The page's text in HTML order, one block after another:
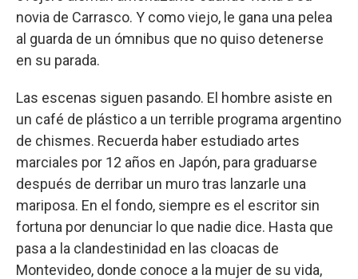
novia de Carrasco. Y como viejo, le gana una pelea
al guarda de un ómnibus que no quiso detenerse
en su parada.
Las escenas siguen pasando. El hombre asiste en
un café de plástico a un terrible programa argentino
de chismes. Recuerda haber estudiado artes
marciales por 12 años en Japón, para graduarse
después de derribar un muro tras lanzarle una
mariposa. En el fondo, siempre es el escritor sin
fortuna por denunciar lo que nadie dice. Hasta que
pasa a la clandestinidad en las cloacas de
Montevideo, donde conoce a la mujer de su vida,